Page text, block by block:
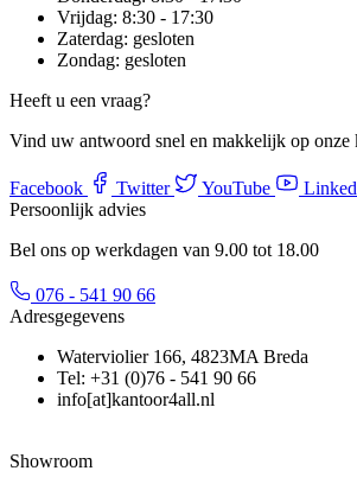
Vrijdag: 8:30 - 17:30
Zaterdag: gesloten
Zondag: gesloten
Heeft u een vraag?
Vind uw antwoord snel en makkelijk op onze
Facebook Twitter YouTube
Persoonlijk advies
Bel ons op werkdagen van 9.00 tot 18.00
076 - 541 90 66
Adresgegevens
Waterviolier 166, 4823MA Breda
Tel: +31 (0)76 - 541 90 66
info[at]kantoor4all.nl
Showroom